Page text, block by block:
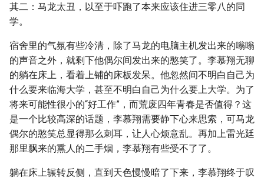
其二：马龙太丑，以至于吓跑了本来应该住进三零八的同
学。
宿舍里的气氛有些冷清，除了马龙的电脑主机发出来的嗡嗡
的声音之外，就剩下他偶尔间发出来的憨笑了。李慕翔无聊
的躺在床上，看着上铺的床板发呆。他忽然间不明白自己为
什么要来临海大学，甚至不明白自己为什么要上大学。为了
将来可能性很小的“好工作”，而荒废四年青春是否值得？这
是一个比较高深的话题，李慕翔需要静下心来思索，可马龙
偶尔的憨笑总显得那么刺耳，让人心烦意乱。再加上雷光廷
那里飘来的熏人的二手烟，李慕翔有些受不了了。
躺在床上辗转反侧，直到天色慢慢暗了下来，李慕翔终于叹